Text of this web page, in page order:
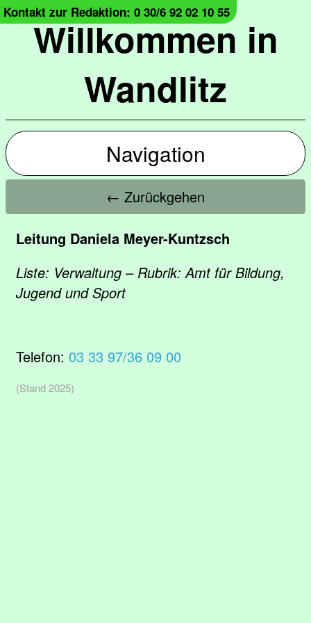
Willkommen in
Wandlitz
Kontakt zur Redaktion: 0 30/6 92 02 10 55
Navigation
← Zurückgehen
Leitung Daniela Meyer-Kuntzsch
Liste: Verwaltung – Rubrik: Amt für Bildung,
Jugend und Sport
Telefon: 03 33 97/36 09 00
(Stand 2025)